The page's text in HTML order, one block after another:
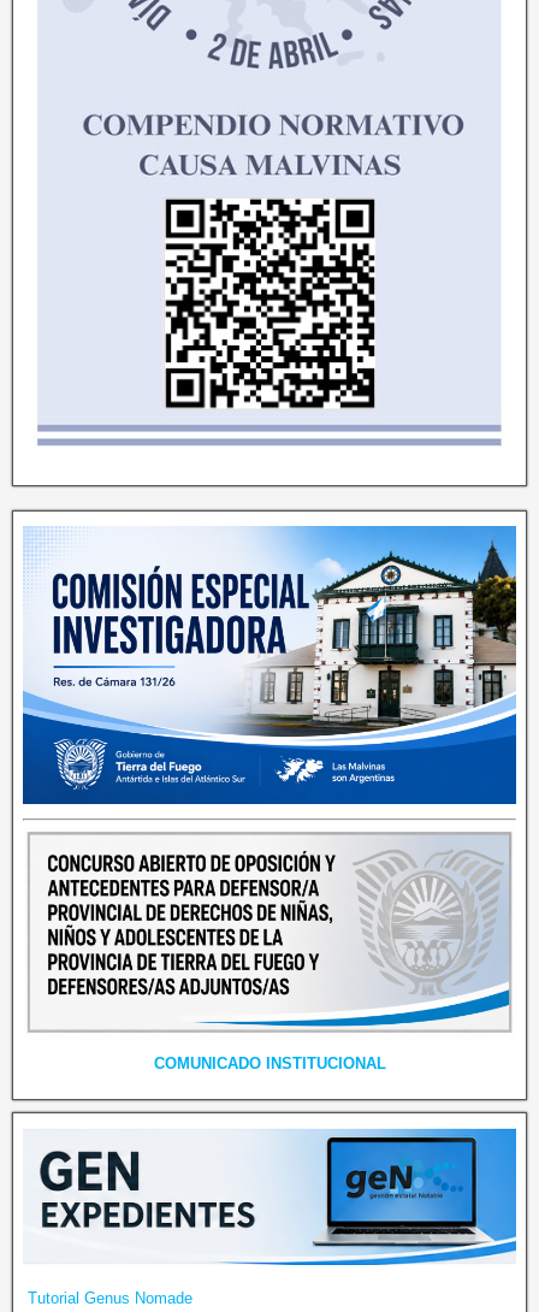
COMUNICADO INSTITUCIONAL
Tutorial Genus Nomade